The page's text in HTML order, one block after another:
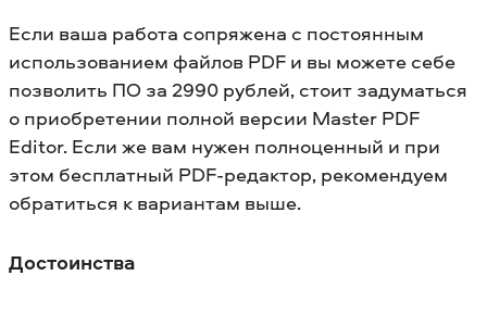
Если ваша работа сопряжена с постоянным
использованием файлов PDF и вы можете себе
позволить ПО за 2990 рублей, стоит задуматься
о приобретении полной версии Master PDF
Editor. Если же вам нужен полноценный и при
этом бесплатный PDF-редактор, рекомендуем
обратиться к вариантам выше.
Достоинства